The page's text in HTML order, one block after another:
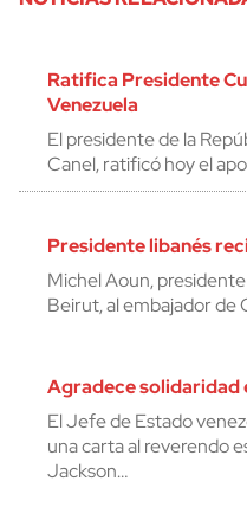
Ratifica Presidente
Venezuela
El presidente de la
Canel, ratificó hoy el
Presidente libanés
Michel Aoun,
Beirut, al embajador de
Agradece solidaridad
El Jefe de Estado
una carta al reverendo
Jackson…